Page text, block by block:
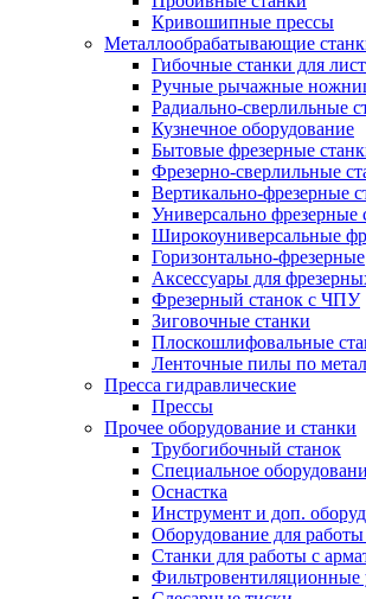
Кривошипные прессы
Металлообрабатывающие
Гибочные станки для
Ручные рычажные
Радиально-сверлильные
Кузнечное оборудование
Бытовые фрезерные
Фрезерно-сверлильные
Вертикально-фрезерные
Универсально фрезерные
Широкоуниверсальные
Горизонтально-фрезерные
Аксессуары для
Фрезерный станок с ЧПУ
Зиговочные станки
Плоскошлифовальные
Ленточные пилы по
Пресса гидравлические
Прессы
Прочее оборудование и станки
Трубогибочный станок
Специальное
Оснастка
Инструмент и доп.
Оборудование для
Станки для работы с
Фильтровентиляционные